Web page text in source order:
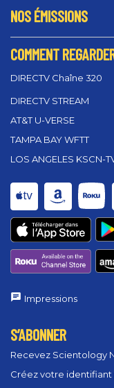
NOS ÉMISSIONS
COMMENT
DIRECTV Chaîne 320
DIRECTV STREAM
AT&T U-VERSE
TAMPA BAY WFTT
LOS ANGELES KSCN-
Impressions
S’ABONNER
Recevez Scientology
Créez votre